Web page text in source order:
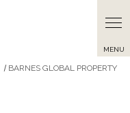
BARNES GLOBAL PROPERTY